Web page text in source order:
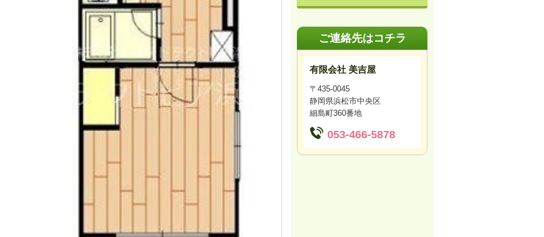
ご連絡先はコチラ
有限会社 美吉屋
〒435-0045
静岡県浜松市中央区
細島町360番地
053-466-5878